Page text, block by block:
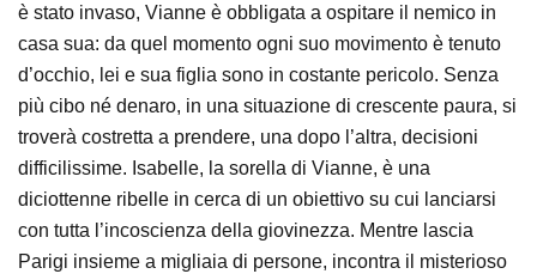
è stato invaso, Vianne è obbligata a ospitare il nemico in
casa sua: da quel momento ogni suo movimento è tenuto
d’occhio, lei e sua figlia sono in costante pericolo. Senza
più cibo né denaro, in una situazione di crescente paura, si
troverà costretta a prendere, una dopo l’altra, decisioni
difficilissime. Isabelle, la sorella di Vianne, è una
diciottenne ribelle in cerca di un obiettivo su cui lanciarsi
con tutta l’incoscienza della giovinezza. Mentre lascia
Parigi insieme a migliaia di persone, incontra il misterioso